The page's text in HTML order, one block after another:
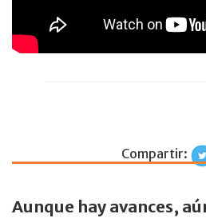
Cuál es
Compartir:
Aunque hay avances,